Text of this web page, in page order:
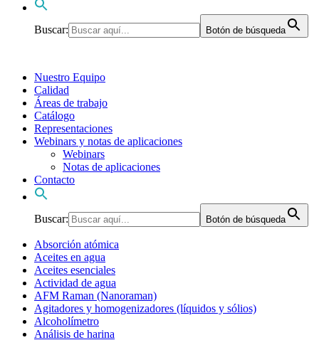
Buscar: Botón de búsqueda
Nuestro Equipo
Calidad
Áreas de trabajo
Catálogo
Representaciones
Webinars y notas de aplicaciones
Webinars
Notas de aplicaciones
Contacto
Buscar: Botón de búsqueda
Absorción atómica
Aceites en agua
Aceites esenciales
Actividad de agua
AFM Raman (Nanoraman)
Agitadores y homogenizadores (líquidos y sólios)
Alcoholímetro
Análisis de harina